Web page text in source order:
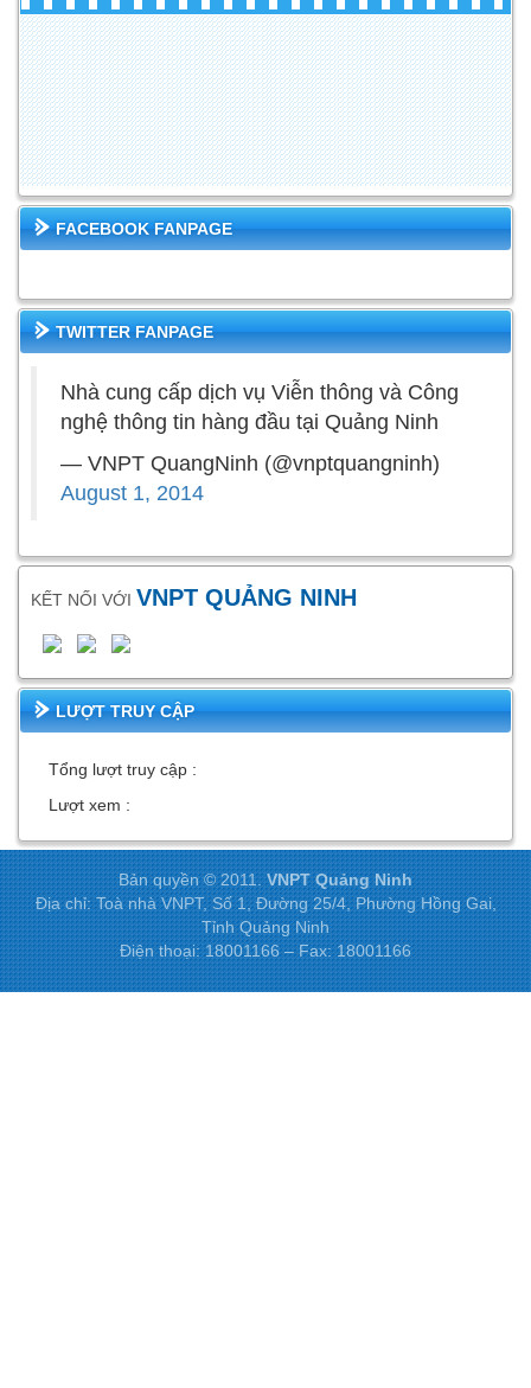
FACEBOOK FANPAGE
TWITTER FANPAGE
Nhà cung cấp dịch vụ Viễn thông và Công
nghệ thông tin hàng đầu tại Quảng Ninh
— VNPT QuangNinh (@vnptquangninh)
August 1, 2014
KẾT NỐI VỚI VNPT QUẢNG NINH
LƯỢT TRUY CẬP
Tổng lượt truy cập :
Lượt xem :
Bản quyền © 2011.VNPT Quảng Ninh
Địa chỉ: Toà nhà VNPT, Số 1, Đường 25/4, Phường Hồng Gai,
Tỉnh Quảng Ninh
Điện thoại: 18001166 – Fax: 18001166